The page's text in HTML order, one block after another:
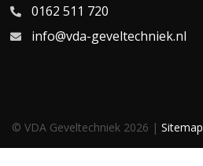
0162 511 720
info@vda-geveltechniek.nl
© VDA Geveltechniek 2026 | Sitemap